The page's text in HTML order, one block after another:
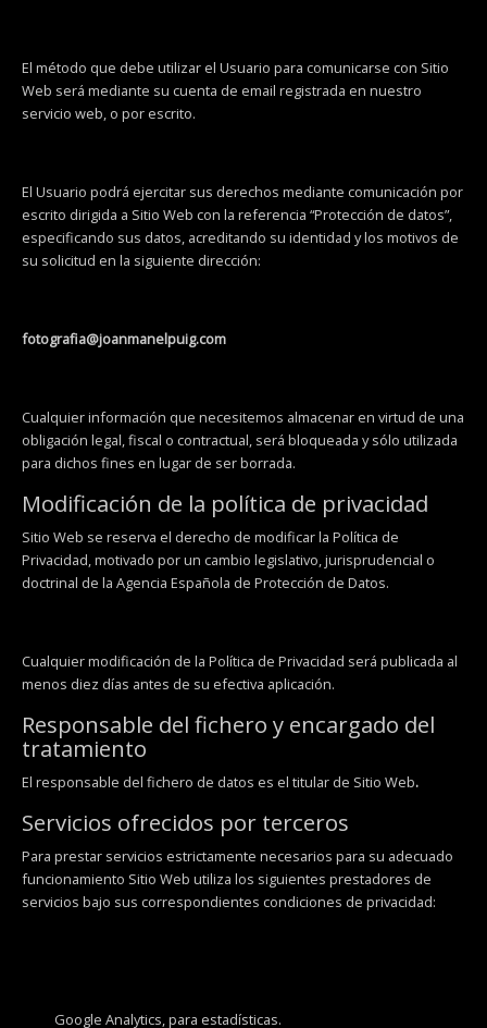
El método que debe utilizar el Usuario para comunicarse con Sitio
Web será mediante su cuenta de email registrada en nuestro
servicio web, o por escrito.
El Usuario podrá ejercitar sus derechos mediante comunicación por
escrito dirigida a Sitio Web con la referencia “Protección de datos”,
especificando sus datos, acreditando su identidad y los motivos de
su solicitud en la siguiente dirección:
fotografia@joanmanelpuig.com
Cualquier información que necesitemos almacenar en virtud de una
obligación legal, fiscal o contractual, será bloqueada y sólo utilizada
para dichos fines en lugar de ser borrada.
Modificación de la política de privacidad
Sitio Web se reserva el derecho de modificar la Política de
Privacidad, motivado por un cambio legislativo, jurisprudencial o
doctrinal de la Agencia Española de Protección de Datos.
Cualquier modificación de la Política de Privacidad será publicada al
menos diez días antes de su efectiva aplicación.
Responsable del fichero y encargado del
tratamiento
El responsable del fichero de datos es el titular de Sitio Web.
Servicios ofrecidos por terceros
Para prestar servicios estrictamente necesarios para su adecuado
funcionamiento Sitio Web utiliza los siguientes prestadores de
servicios bajo sus correspondientes condiciones de privacidad:
Google Analytics, para estadísticas.